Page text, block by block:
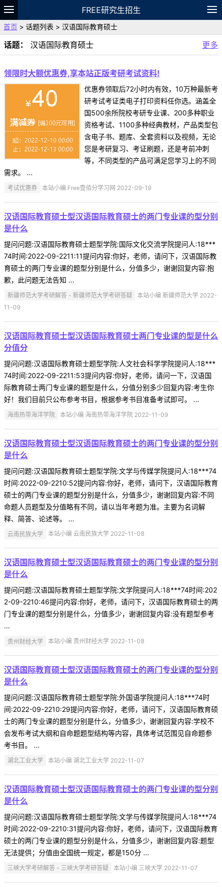
FREE研究生招生
题库
故事 专题 APP
VIP
资料
首页 > 话题列表 > 汉语国际教育硕士
话题： 汉语国际教育硕士 更多
领限时大额优惠券,享本站正版考研考试资料!
优惠券领取后72小时内有效，10万种最新考
研考试考证类电子打印资料任你选。涵盖全
国500余所院校考研专业课、200多种职业
资格考试、1100多种经典教材，产品类型包
含电子书、题库、全套资料以及视频，无论
您是考研复习、考证刷题，还是考前冲刺
等，不同类型的产品可满足您学习上的不同
需求。 ...
考试优惠券 本站小编 Free壹佰分学习网 2022-09-19
汉语国际教育硕士型汉语国际教育硕士的两门专业课的型分别
是什么
提问问题:汉语国际教育硕士题型学院:国际文化交流学院提问人:18***
74时间:2022-09-2211:11提问内容:你好，老师，请问下，汉语国际教
育硕士的两门专业课的题型分别是什么，分值多少，谢谢回复内容:抱
歉，此问题无法告知 ...
新疆师范大学考研解答 - 新疆师范大学考研答疑
本站小编 新疆师范大学 2022-
11-09
汉语国际教育硕士型汉语国际教育硕士两门专业课的型是什么
分值分
提问问题:汉语国际教育硕士题型学院:人文社会科学学院提问人:18***
74时间:2022-09-2211:53提问内容:你好，老师，请问一下，汉语国
际教育硕士两门专业课的题型是什么，分值分别多少回复内容:考生你
好！我们目前只公布参考书目，根据参考书目准备考试即可。 ...
海南热带海洋学院 本站小编 海南热带海洋学院 2022-11-09
汉语国际教育硕士型汉语国际教育硕士的两门专业课的型分别
是什么
提问问题:汉语国际教育硕士题型学院:文学与传媒学院提问人:18***74
时间:2022-09-2210:52提问内容:你好，老师，请问下，汉语国际教育
硕士的两门专业课的题型分别是什么，分值多少，谢谢回复内容:不同
命题人员题型及分值略有不同，请以当年考题为准。主要为名词解
释、简答、论述等。 ...
云南民族大学 本站小编 云南民族大学 2022-11-08
汉语国际教育硕士型汉语国际教育硕士的两门专业课的型分别
是什么
提问问题:汉语国际教育硕士题型学院:文学院提问人:18***74时间:202
2-09-2210:46提问内容:你好，老师，请问下，汉语国际教育硕士的两
门专业课的题型分别是什么，分值多少，谢谢回复内容:没有题型参考
...
贵州财经大学 本站小编 贵州财经大学 2022-11-08
汉语国际教育硕士型汉语国际教育硕士的两门专业课的型分别
是什么
提问问题:汉语国际教育硕士题型学院:外国语学院提问人:18***74时
间:2022-09-2210:29提问内容:你好，老师，请问下，汉语国际教育硕
士的两门专业课的题型分别是什么，分值多少，谢谢回复内容:学校不
会发布考试大纲和自命题题型结构等内容，具体考试范围见自命题参
考书目。 ...
湖北工业大学 本站小编 湖北工业大学 2022-11-07
汉语国际教育硕士型汉语国际教育硕士的两门专业课的型分别
是什么
提问问题:汉语国际教育硕士题型学院:文学与传媒学院提问人:18***74
时间:2022-09-2210:31提问内容:你好，老师，请问下，汉语国际教育
硕士的两门专业课的题型分别是什么，分值多少，谢谢回复内容:题型
无法提供；分值由全国统一规定，都是150分 ...
三峡大学考研解答 - 三峡大学考研答疑 本站小编 三峡大学 2022-11-07